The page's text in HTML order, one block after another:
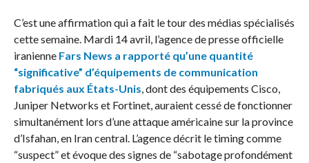
C’est une affirmation qui a fait le tour des médias spécialisés
cette semaine. Mardi 14 avril, l’agence de presse officielle
iranienne Fars News a rapporté qu’une quantité
“significative” d’équipements de communication
fabriqués aux États-Unis, dont des équipements Cisco,
Juniper Networks et Fortinet, auraient cessé de fonctionner
simultanément lors d’une attaque américaine sur la province
d’Isfahan, en Iran central. L’agence décrit le timing comme
“suspect” et évoque des signes de “sabotage profondément